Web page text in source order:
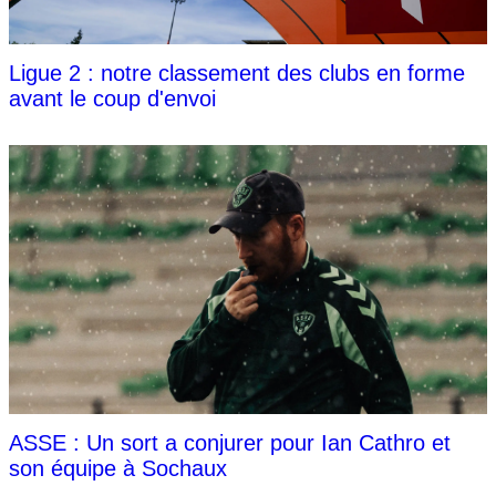
Ligue 2 : notre classement des clubs en forme
avant le coup d'envoi
ASSE : Un sort a conjurer pour Ian Cathro et
son équipe à Sochaux